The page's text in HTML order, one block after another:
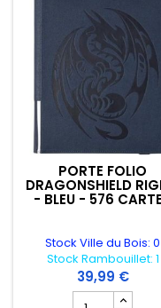
PORTE FOLIO
DRAGONSHIELD
- BLEU - 576
Stock Ville du Bois: 0
Stock Rambouillet: 1
39,99 €
Champ